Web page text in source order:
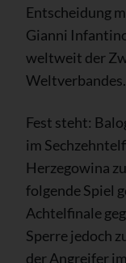
Entscheidung
Gianni
weltweit der
Weltverbandes.
Fest steht:
im
Herzegowina
folgende Spiel
Achtelfinale
Sperre jedoch
der Angreifer